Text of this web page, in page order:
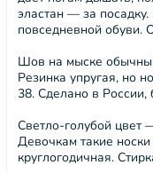
эластан — за
повседневной обуви.
Шов на мыске
Резинка упругая, но
38. Сделано в
Светло-голубой цвет
Девочкам такие
круглогодичная.